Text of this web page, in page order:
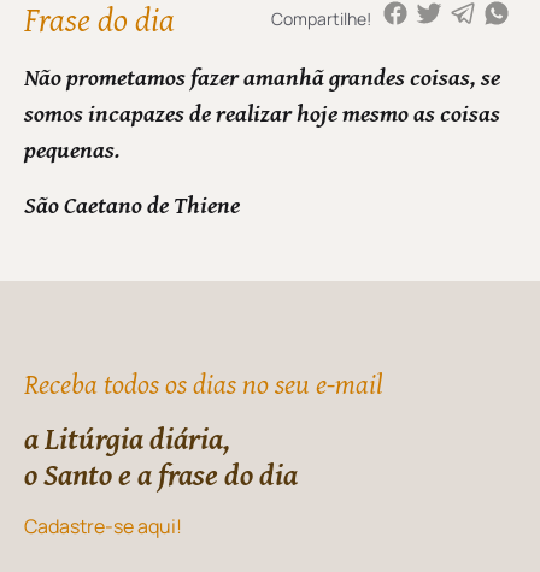
Frase do dia Compartilhe!
Não prometamos fazer amanhã grandes coisas, se
somos incapazes de realizar hoje mesmo as coisas
pequenas.
São Caetano de Thiene
Receba todos os dias no seu e-mail
a Litúrgia diária,
o Santo e a frase do dia
Cadastre-se aqui!